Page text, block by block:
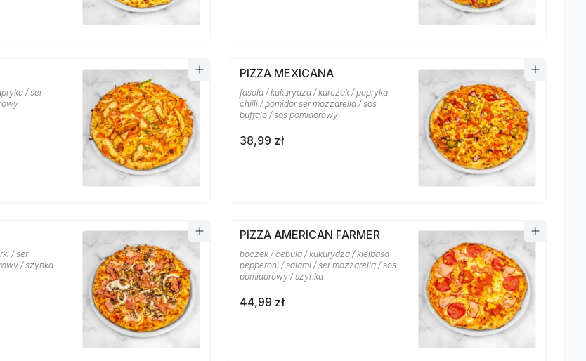
/ ser
PIZZA MEXICANA
fasola / kukurydza / kurczak / papryka
chilli / pomidor ser mozzarella / sos
buffalo / sos pomidorowy
38,99 zł
/ ser
/ szynka
PIZZA AMERICAN FARMER
boczek / cebula / kukurydza / kiełbasa
pepperoni / salami / ser mozzarella / sos
pomidorowy / szynka
44,99 zł